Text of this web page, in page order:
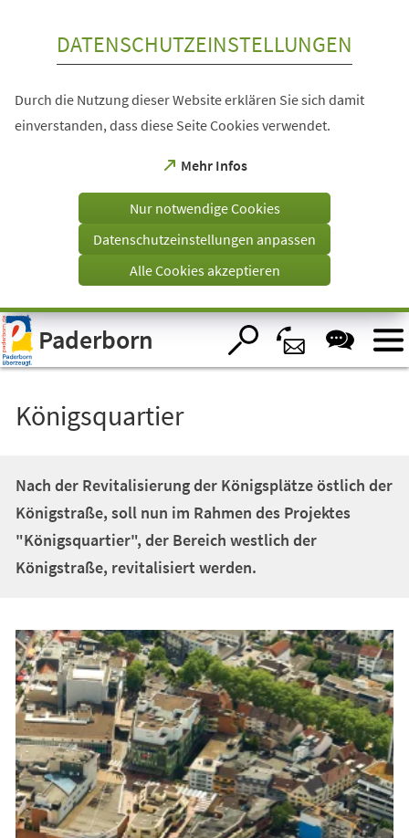
Visuelle
Assistenzsoftware
öffnen.
DATENSCHUTZEINSTELLUNGEN
Durch die Nutzung dieser Website erklären Sie sich damit
einverstanden, dass diese Seite Cookies verwendet.
Mehr Infos
(Öffnet
einem
Tab)
Nur notwendige Cookies
Datenschutzeinstellungen anpassen
Alle Cookies akzeptieren
Paderborn
Königsquartier
Nach der Revitalisierung der Königsplätze östlich der
Königstraße, soll nun im Rahmen des Projektes
"Königsquartier", der Bereich westlich der
Königstraße, revitalisiert werden.